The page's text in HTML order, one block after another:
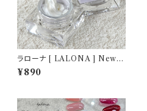
ラローナ [ LALONA ] New P
VCソリッドジェル( パールホワ
イト ) ( 5g ) デコジェル / 3D /
ト
¥890